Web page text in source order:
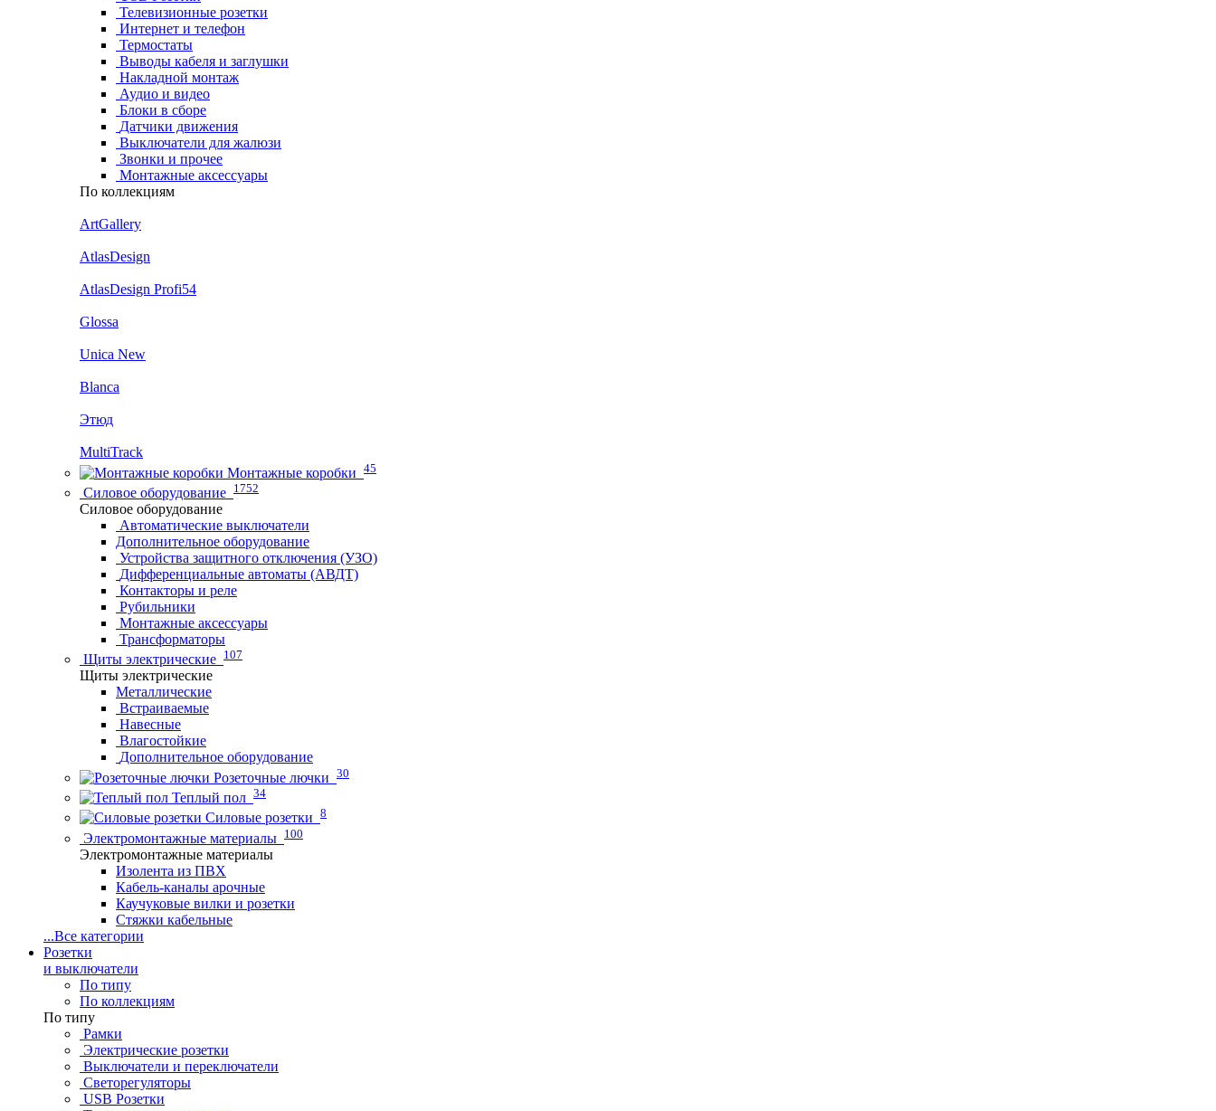
Телевизионные розетки
Интернет и телефон
Термостаты
Выводы кабеля и заглушки
Накладной монтаж
Аудио и видео
Блоки в сборе
Датчики движения
Выключатели для жалюзи
Звонки и прочее
Монтажные аксессуары
По коллекциям
ArtGallery
AtlasDesign
AtlasDesign Profi54
Glossa
Unica New
Blanca
Этюд
MultiTrack
Монтажные коробки 45
Силовое оборудование 1752
Силовое оборудование
Автоматические выключатели
Дополнительное оборудование
Устройства защитного отключения (УЗО)
Дифференциальные автоматы (АВДТ)
Контакторы и реле
Рубильники
Монтажные аксессуары
Трансформаторы
Щиты электрические 107
Щиты электрические
Металлические
Встраиваемые
Навесные
Влагостойкие
Дополнительное оборудование
Розеточные лючки 30
Теплый пол 34
Силовые розетки 8
Электромонтажные материалы 100
Электромонтажные материалы
Изолента из ПВХ
Кабель-каналы арочные
Каучуковые вилки и розетки
Стяжки кабельные
...Все категории
Розетки
и выключатели
По типу
По коллекциям
По типу
Рамки
Электрические розетки
Выключатели и переключатели
Светорегуляторы
USB Розетки